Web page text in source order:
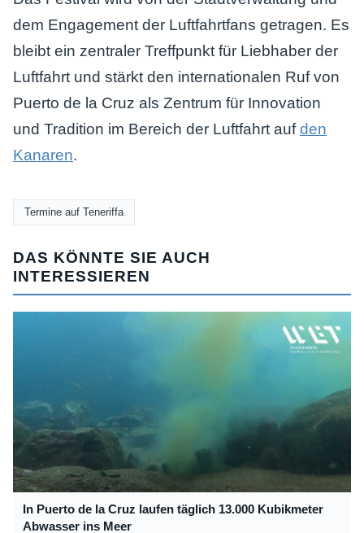
dem Engagement der Luftfahrtfans getragen. Es
bleibt ein zentraler Treffpunkt für Liebhaber der
Luftfahrt und stärkt den internationalen Ruf von
Puerto de la Cruz als Zentrum für Innovation
und Tradition im Bereich der Luftfahrt aufden
Kanaren.
Termine auf Teneriffa
DAS KÖNNTE SIE AUCH
INTERESSIEREN
In Puerto de la Cruz laufen täglich 13.000 Kubikmeter
Abwasser ins Meer